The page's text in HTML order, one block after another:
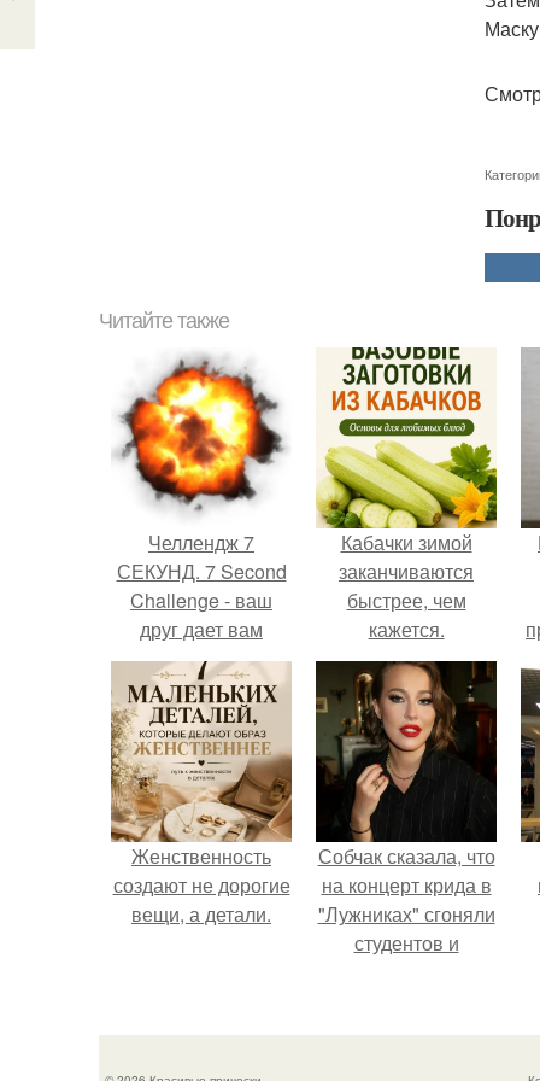
Читайте также
Челлендж 7
СЕКУНД. 7 Second
Challenge - ваш
друг дает вам
задание, вы
должны выполнить
его всего за 7
секунд.
Кабачки зимой
заканчиваются
быстрее, чем
кажется.
Женственность
создают не дорогие
вещи, а детали.
Собчак сказала, что
на концерт крида в
"Лужниках" сгоняли
студентов и
так везде были